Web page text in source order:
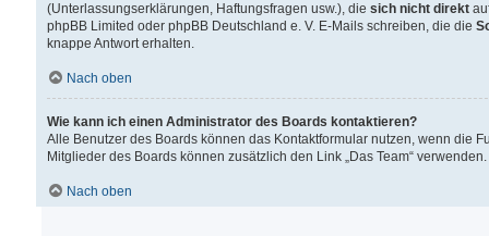
(Unterlassungserklärungen, Haftungsfragen usw.), die sich nicht direkt
phpBB Limited oder phpBB Deutschland e. V. E-Mails schreiben, die die
knappe Antwort erhalten.
Nach oben
Wie kann ich einen Administrator des Boards kontaktieren?
Alle Benutzer des Boards können das Kontaktformular nutzen, wenn die
Mitglieder des Boards können zusätzlich den Link „Das Team“ verwenden.
Nach oben